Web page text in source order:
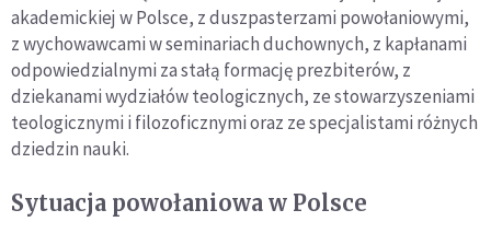
akademickiej w Polsce, z duszpasterzami powołaniowymi,
z wychowawcami w seminariach duchownych, z kapłanami
odpowiedzialnymi za stałą formację prezbiterów, z
dziekanami wydziałów teologicznych, ze stowarzyszeniami
teologicznymi i filozoficznymi oraz ze specjalistami różnych
dziedzin nauki.
Sytuacja powołaniowa w Polsce